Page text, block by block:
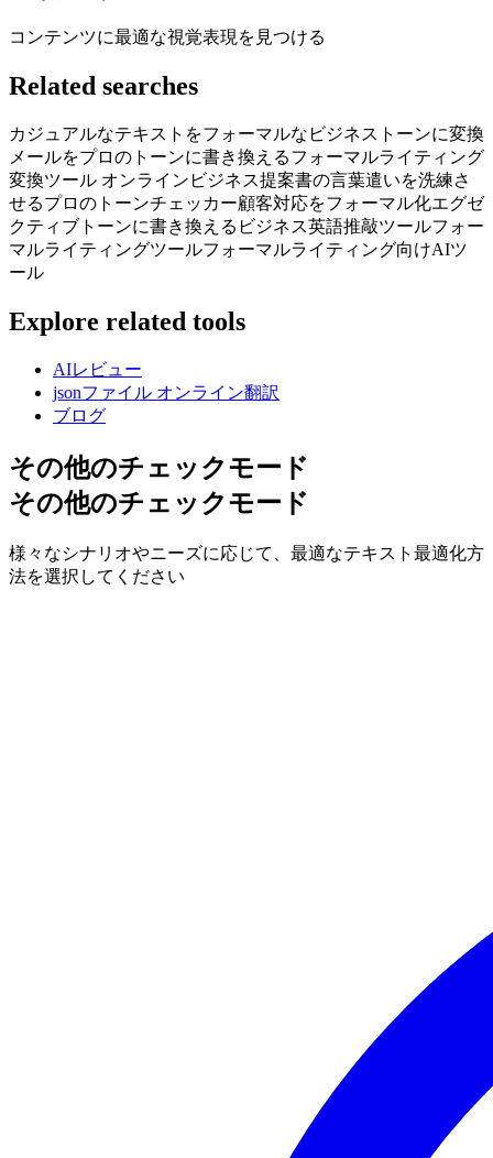
コンテンツに最適な視覚表現を見つける
Related searches
カジュアルなテキストをフォーマルなビジネストーンに変換
メールをプロのトーンに書き換えるフォーマルライティング
変換ツール オンライン ビジネス提案書の言葉遣いを洗練さ
せるプロのトーンチェッカー顧客対応をフォーマル化エグゼ
クティブトーンに書き換える ビジネス英語推敲ツールフォー
マルライティングツールフォーマルライティング向けAIツ
ール
Explore related tools
AIレビュー
jsonファイル オンライン翻訳
ブログ
その他のチェックモード
その他のチェックモード
様々なシナリオやニーズに応じて、最適なテキスト最適化方
法を選択してください